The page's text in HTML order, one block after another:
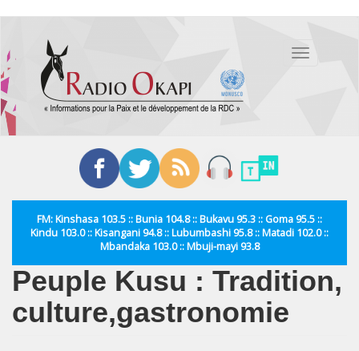
contenu
principal
Toggle
FM: Kinshasa 103.5 :: Bunia 104.8 :: Bukavu 95.3 :: Goma 95.5 ::
Kindu 103.0 :: Kisangani 94.8 :: Lubumbashi 95.8 :: Matadi 102.0 ::
Mbandaka 103.0 :: Mbuji-mayi 93.8
Peuple Kusu : Tradition,
culture,gastronomie